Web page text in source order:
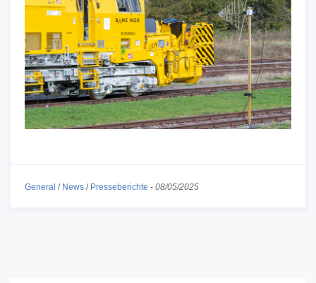
General / News / Presseberichte - 08/05/2025